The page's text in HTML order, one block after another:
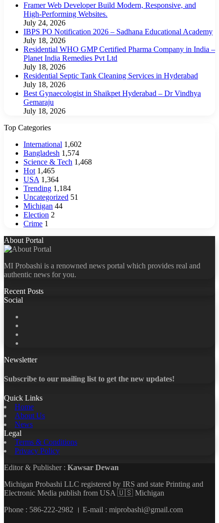
Framer Web Developer Build Modern, Responsive, and
High-Performing Websites.
July 24, 2026
IBPS PO Notification 2026 – Sadhana Educational Academy
July 18, 2026
Residential WHO GMP Certified Pharma Company in India –
Planet India Remedies Pvt Ltd
July 18, 2026
Residential Septic Tank Cleaning Services in Hyderabad
July 18, 2026
Best Gynaecologist in Shaikpet Hyderabad – Dr Vindhya
Gemaraju
July 18, 2026
Top Categories
International 1,602
Bangladesh 1,574
Science & Tech 1,468
Hot 1,465
USA 1,364
Trending 1,184
Uncategorized 51
Michigan 44
Election 2
Crime 1
About Portal
MI Probashi is a renowned news portal which provides real and
authentic news for you.
Recent Posts
Social
Newsletter
Subscribe to our mailing list to get the new updates!
Quick Links
Home
About Us
News
Legal
Terms & Conditions
Privacy Policy
Editor & Publisher : Kawsar Dewan
Michigan Probashi LLC registered by IRS and state Printing and
Electronic Media publish from USA 🇺🇸 Michigan
Phone : 586-222-2982 । E-mail : miprobashi@gmail.com